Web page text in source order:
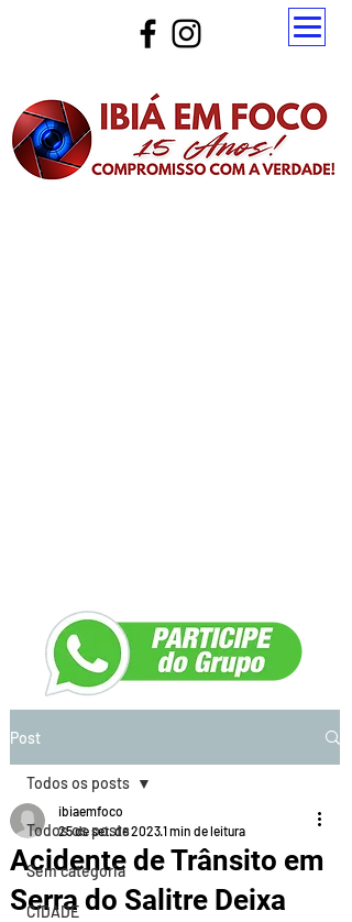
Post
Todos os posts
Sem categoria
CIDADE
Todos os posts
Acidente de Trânsito em
Serra do Salitre Deixa
ibiaemfoco
25 de set. de 20231 min de leitura